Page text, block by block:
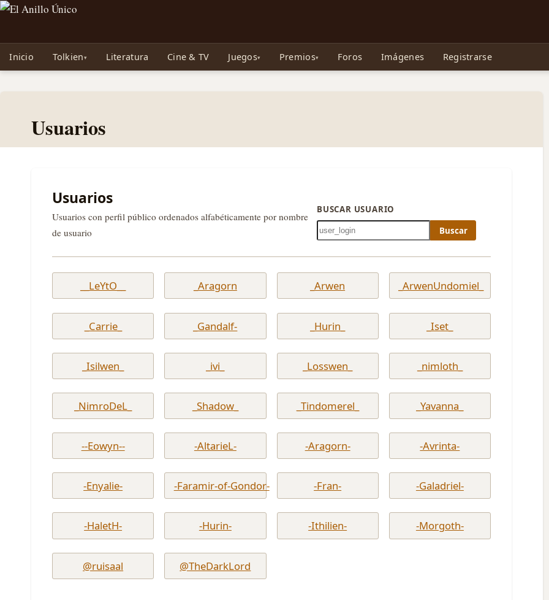
Inicio Tolkien Literatura Cine & TV Juegos Premios Foros Imágenes Registrarse
Usuarios
Usuarios
Usuarios con perfil público ordenados alfabéticamente por nombre
de usuario
BUSCAR USUARIO
Buscar
__LeYtO__ _Aragorn _Arwen _ArwenUndomiel_
_Carrie_ _Gandalf- _Hurin_ _Iset_
_Isilwen_ _ivi_ _Losswen_ _nimloth_
_NimroDeL_ _Shadow_ _Tindomerel_ _Yavanna_
--Eowyn-- -AltarieL- -Aragorn- -Avrinta-
-Enyalie- -Faramir-of-Gondor- -Fran- -Galadriel-
-HaletH- -Hurin- -Ithilien- -Morgoth-
@ruisaal @TheDarkLord